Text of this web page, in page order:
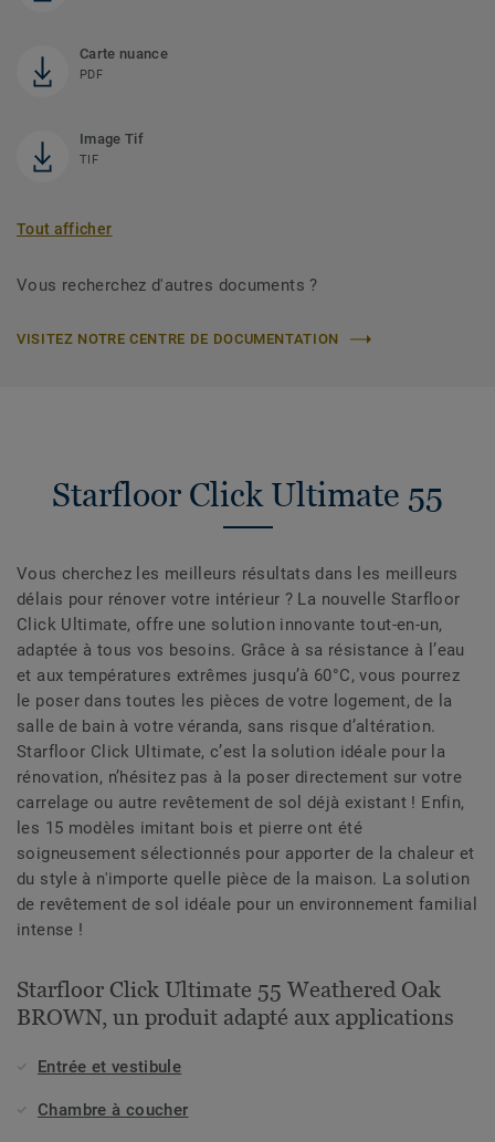
Carte nuance
PDF
Image Tif
TIF
Tout afficher
Vous recherchez d'autres documents ?
VISITEZ NOTRE CENTRE DE DOCUMENTATION
Starfloor Click Ultimate 55
Vous cherchez les meilleurs résultats dans les meilleurs
délais pour rénover votre intérieur ? La nouvelle Starfloor
Click Ultimate, offre une solution innovante tout-en-un,
adaptée à tous vos besoins. Grâce à sa résistance à l’eau
et aux températures extrêmes jusqu’à 60°C, vous pourrez
le poser dans toutes les pièces de votre logement, de la
salle de bain à votre véranda, sans risque d’altération.
Starfloor Click Ultimate, c’est la solution idéale pour la
rénovation, n’hésitez pas à la poser directement sur votre
carrelage ou autre revêtement de sol déjà existant ! Enfin,
les 15 modèles imitant bois et pierre ont été
soigneusement sélectionnés pour apporter de la chaleur et
du style à n'importe quelle pièce de la maison. La solution
de revêtement de sol idéale pour un environnement familial
intense !
Starfloor Click Ultimate 55 Weathered Oak
BROWN, un produit adapté aux applications
Entrée et vestibule
Chambre à coucher